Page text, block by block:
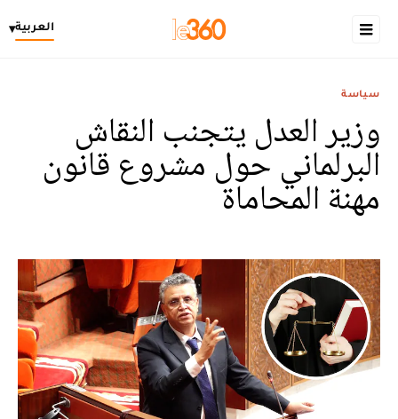
العربية▾
سياسة
وزير العدل يتجنب النقاش
البرلماني حول مشروع قانون
مهنة المحاماة